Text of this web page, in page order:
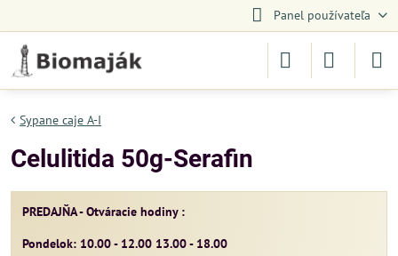
Panel používateľa
Sypane caje A-I
Celulitida 50g-Serafin
PREDAJŇA - Otváracie hodiny :
Pondelok: 10.00 - 12.00 13.00 - 18.00